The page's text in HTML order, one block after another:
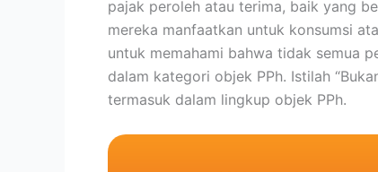
pajak peroleh atau terima, baik yang
mereka manfaatkan untuk konsumsi
untuk memahami bahwa tidak semua
dalam kategori objek PPh. Istilah
termasuk dalam lingkup objek PPh.